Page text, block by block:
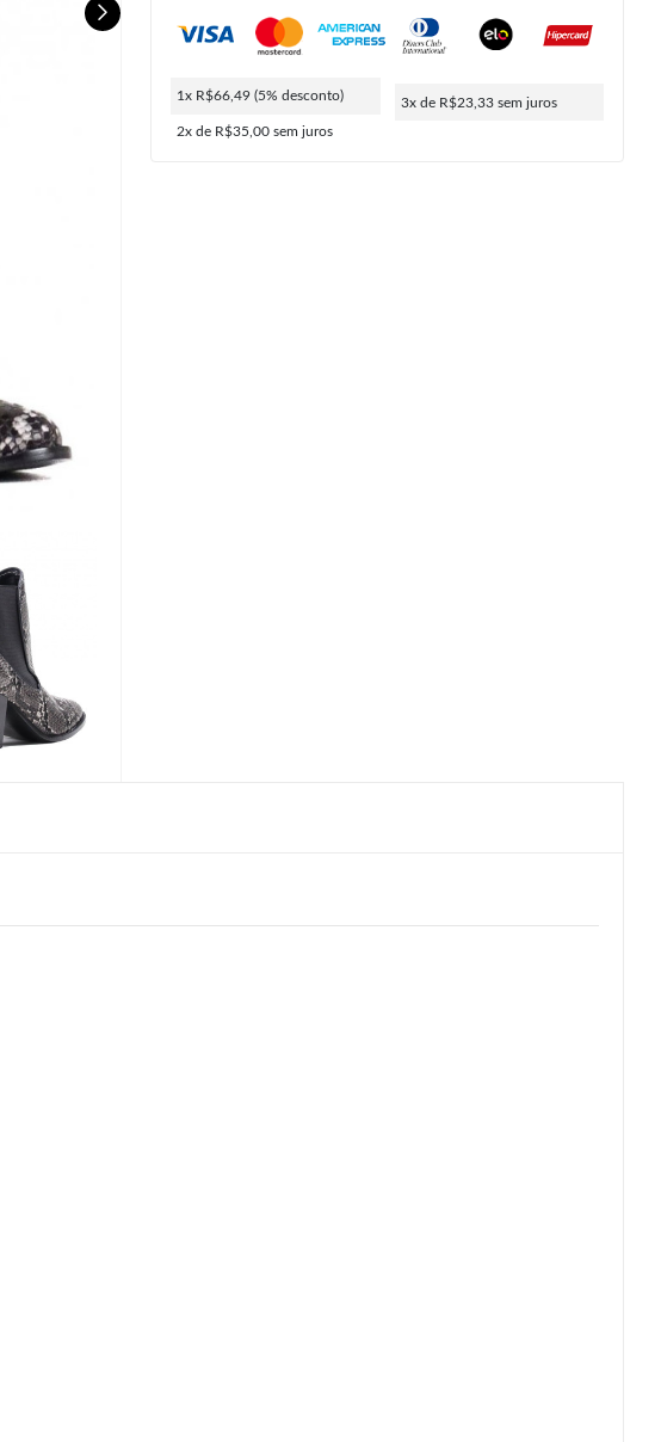
239,90
R$ 23,33
66,49
1x R$66,49 (5% desconto)
2x de R$35,00 sem juros
3x de R$23,33 sem juros